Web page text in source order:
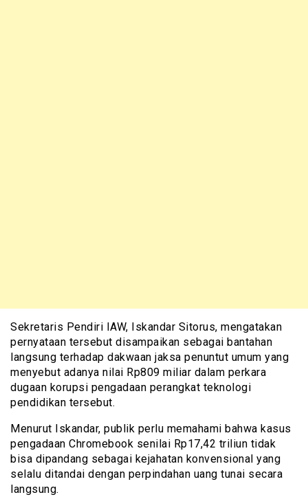
Sekretaris Pendiri IAW, Iskandar Sitorus, mengatakan
pernyataan tersebut disampaikan sebagai bantahan
langsung terhadap dakwaan jaksa penuntut umum yang
menyebut adanya nilai Rp809 miliar dalam perkara
dugaan korupsi pengadaan perangkat teknologi
pendidikan tersebut.
Menurut Iskandar, publik perlu memahami bahwa kasus
pengadaan Chromebook senilai Rp17,42 triliun tidak
bisa dipandang sebagai kejahatan konvensional yang
selalu ditandai dengan perpindahan uang tunai secara
langsung.